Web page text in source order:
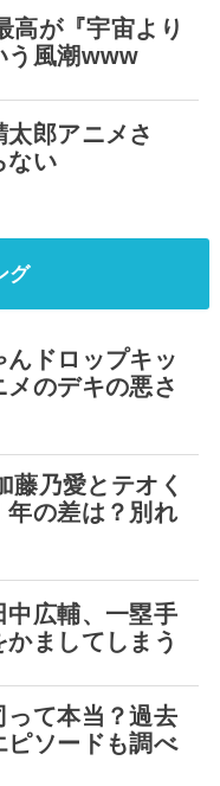
高が『宇宙より
う風潮www
太郎アニメさ
ない
グ
んドロップキッ
のデキの悪さ
藤乃愛とテオく
年の差は？別れ
中広輔、一塁手
ましてしまう
って本当？過去
ピソードも調べ